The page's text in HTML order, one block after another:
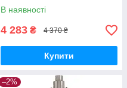
В наявності
4 283 ₴ 4 370 ₴
Купити
–2%